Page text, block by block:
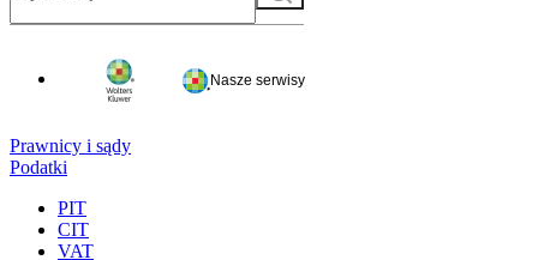
Nasze serwisy
Prawnicy i sądy
Podatki
PIT
CIT
VAT